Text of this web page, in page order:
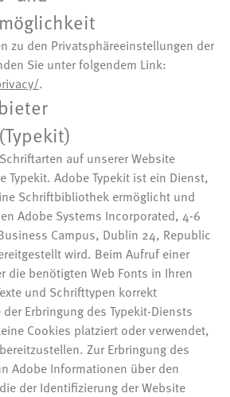
zu den Privatsphäreeinstellungen der
Sie unter folgendem Link:
.
auf unserer Website
Typekit. Adobe Typekit ist ein Dienst,
Schriftbibliothek ermöglicht und
Adobe Systems Incorporated, 4-6
Campus, Dublin 24, Republic
wird. Beim Aufruf einer
die benötigten Web Fonts in Ihren
und Schrifttypen korrekt
Erbringung des Typekit-Diensts
Cookies platziert oder verwendet,
Zur Erbringung des
Adobe Informationen über den
der Identifizierung der Website